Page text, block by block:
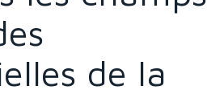
de la